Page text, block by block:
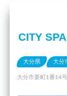
CITY
大分県 大分
大分市要町1番14